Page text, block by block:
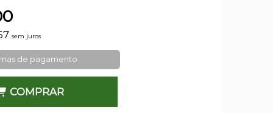
sem juros
de pagamento
COMPRAR